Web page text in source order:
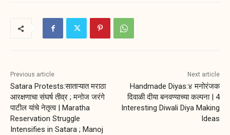
Previous article
Satara Protests:साताऱ्यात मराठा
आरक्षणाचा संघर्ष तीव्र ; मनोज जरंगे
पाटील यांचे नेतृत्व | Maratha
Reservation Struggle
Intensifies in Satara ; Manoj
Next article
Handmade Diyas:४ मनोरंजक
दिवाळी दीया बनवण्याच्या कल्पना | 4
Interesting Diwali Diya Making
Ideas